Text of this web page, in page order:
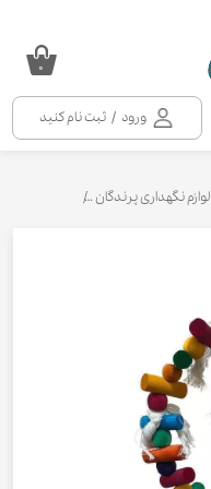
ورود / ثبت نام کنید
۰
لوازم نگهداری پرندگان